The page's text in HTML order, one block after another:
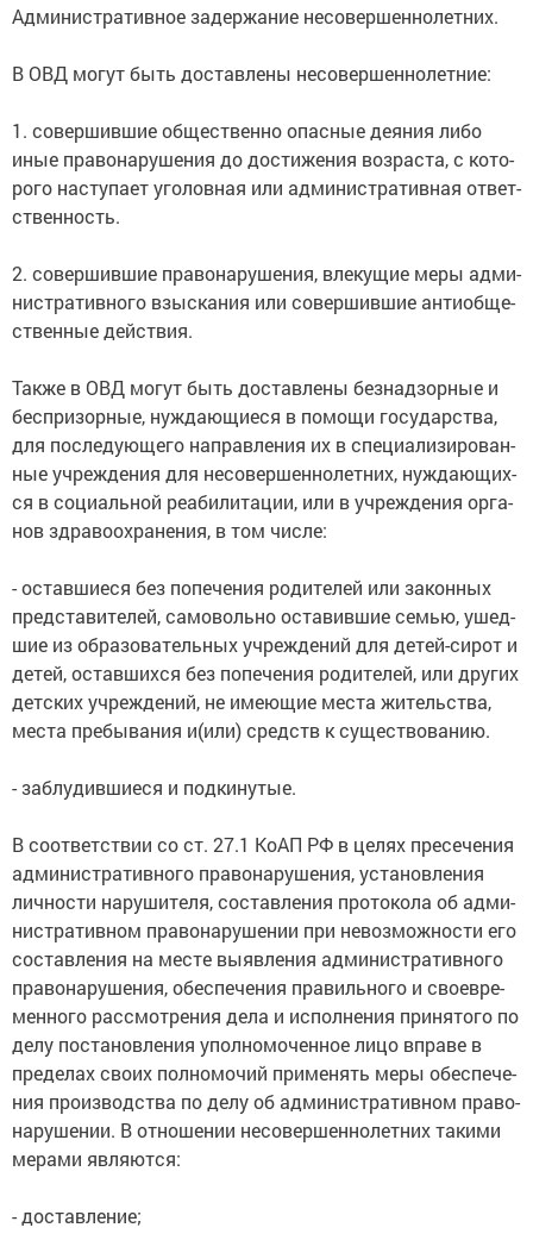
Административное задержание несовершеннолетних.
В ОВД мо­гут быть дос­тав­ле­ны не­со­вер­шен­но­лет­ние:
1. со­вер­шив­шие об­ще­ст­вен­но опас­ные дея­ния ли­бо
иные пра­во­на­ру­ше­ния до дос­ти­же­ния воз­рас­та, с ко­то­
ро­го на­сту­па­ет уго­лов­ная или ад­ми­ни­ст­ра­тив­ная от­вет­
ст­вен­ность.
2. со­вер­шив­шие пра­во­на­ру­ше­ния, вле­ку­щие ме­ры ад­ми­
ни­ст­ра­тив­но­го взы­ска­ния или со­вер­шив­шие ан­ти­об­ще­
ст­вен­ные дей­ст­вия.
Также в ОВД могут быть доставлены без­над­зор­ные и
бес­при­зор­ные, ну­ж­даю­щие­ся в по­мо­щи го­су­дар­ст­ва,
для по­сле­дую­ще­го на­прав­ле­ния их в спе­циа­ли­зи­ро­ван­
ные уч­ре­ж­де­ния для не­со­вер­шен­но­лет­них, ну­ж­даю­щих­
ся в со­ци­аль­ной реа­би­ли­та­ции, или в уч­ре­ж­де­ния ор­га­
нов здра­во­охра­не­ния, в том чис­ле:
- ос­тав­шие­ся без по­пе­че­ния ро­ди­те­лей или за­кон­ных
пред­ста­ви­те­лей, са­мо­воль­но ос­та­вив­шие се­мью, ушед­
шие из об­ра­зо­ва­тель­ных уч­ре­ж­де­ний для де­тей-си­рот и
де­тей, ос­тав­ших­ся без по­пе­че­ния ро­ди­те­лей, или дру­гих
дет­ских уч­ре­ж­де­ний, не имею­щие мес­та жи­тель­ст­ва,
мес­та пре­бы­ва­ния и(или) средств к су­ще­ст­во­ва­нию.
- за­блу­див­шие­ся и под­ки­ну­тые.
В со­от­вет­ст­вии со ст. 27.1 Ко­АП РФ в це­лях пре­се­че­ния
ад­ми­ни­ст­ра­тив­но­го пра­во­на­ру­ше­ния, ус­та­нов­ле­ния
лич­но­сти на­ру­ши­те­ля, со­став­ле­ния про­то­ко­ла об ад­ми­
ни­ст­ра­тив­ном пра­во­на­ру­ше­нии при не­воз­мож­но­сти его
со­став­ле­ния на мес­те вы­яв­ле­ния ад­ми­ни­ст­ра­тив­но­го
пра­во­на­ру­ше­ния, обес­пе­че­ния пра­виль­но­го и свое­вре­
мен­но­го рас­смот­ре­ния де­ла и ис­пол­не­ния при­ня­то­го по
де­лу по­ста­нов­ле­ния упол­но­мо­чен­ное ли­цо впра­ве в
пре­де­лах сво­их пол­но­мо­чий при­ме­нять ме­ры обес­пе­че­
ния про­из­вод­ст­ва по де­лу об ад­ми­ни­ст­ра­тив­ном пра­во­
на­ру­ше­нии. В от­но­ше­нии не­со­вер­шен­но­лет­них та­ки­ми
ме­ра­ми яв­ля­ют­ся:
- дос­тав­ле­ние;